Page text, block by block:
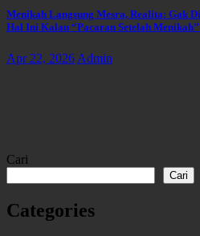
Menikah Langsung Mesra, Realita: Gak
Hal Ini Kalau “Pacaran Setelah
Apr 22, 2026 Admin
Cari
Cari
Categories